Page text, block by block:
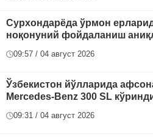
Сурхондарёда ўрмон
ноқонуний фойдаланиш
09:57 / 04 август 2026
Ўзбекистон йўлларида
Mercedes-Benz 300 SL
09:31 / 04 август 2026